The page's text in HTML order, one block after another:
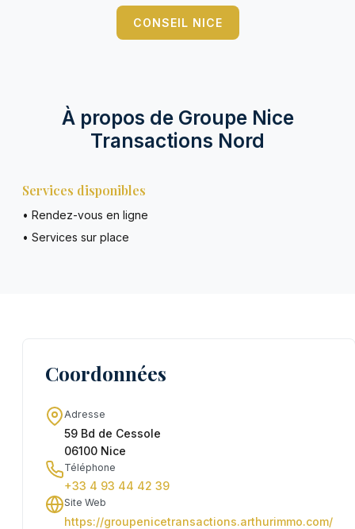
CONSEIL NICE
À propos de Groupe Nice
Transactions Nord
Services disponibles
• Rendez-vous en ligne
• Services sur place
Coordonnées
Adresse
59 Bd de Cessole
06100 Nice
Téléphone
+33 4 93 44 42 39
Site Web
https://groupenicetransactions.arthurimmo.com/